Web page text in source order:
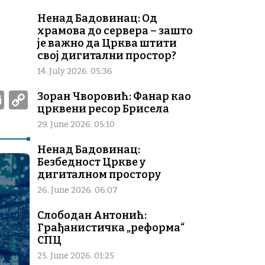
E
m
ai
l
C
o
p
y
Li
n
k
Ненад Бадовинац: Од
храмова до сервера – зашто
је важно да Црква штити
свој дигитални простор?
14. July 2026. 05:36
Зоран Чворовић: Фанар као
црквени ресор Брисела
29. June 2026. 05:10
Ненад Бадовинац:
Безбедност Цркве у
дигиталном простору
26. June 2026. 06:07
Слободан Антонић:
Грађанистичка „реформа“
СПЦ
25. June 2026. 01:25